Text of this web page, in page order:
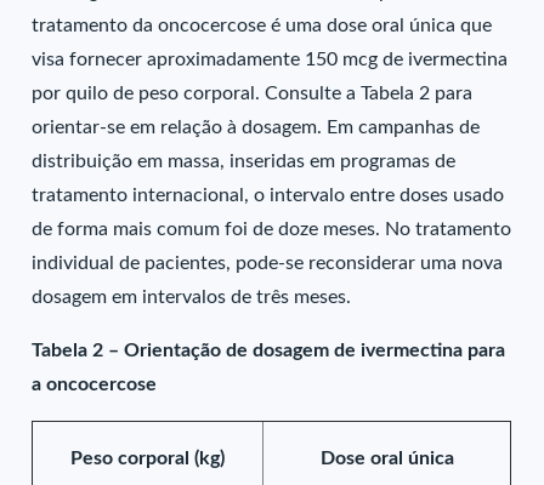
tratamento da oncocercose é uma dose oral única que
visa fornecer aproximadamente 150 mcg de ivermectina
por quilo de peso corporal. Consulte a Tabela 2 para
orientar-se em relação à dosagem. Em campanhas de
distribuição em massa, inseridas em programas de
tratamento internacional, o intervalo entre doses usado
de forma mais comum foi de doze meses. No tratamento
individual de pacientes, pode-se reconsiderar uma nova
dosagem em intervalos de três meses.
Tabela 2 – Orientação de dosagem de ivermectina para
a oncocercose
Peso corporal (kg) Dose oral única